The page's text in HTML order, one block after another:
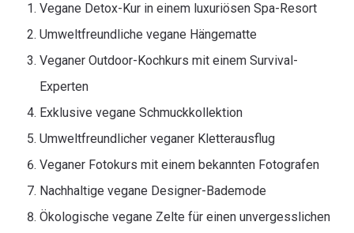
Vegane Detox-Kur in einem luxuriösen Spa-Resort
Umweltfreundliche vegane Hängematte
Veganer Outdoor-Kochkurs mit einem Survival-
Experten
Exklusive vegane Schmuckkollektion
Umweltfreundlicher veganer Kletterausflug
Veganer Fotokurs mit einem bekannten Fotografen
Nachhaltige vegane Designer-Bademode
Ökologische vegane Zelte für einen unvergesslichen